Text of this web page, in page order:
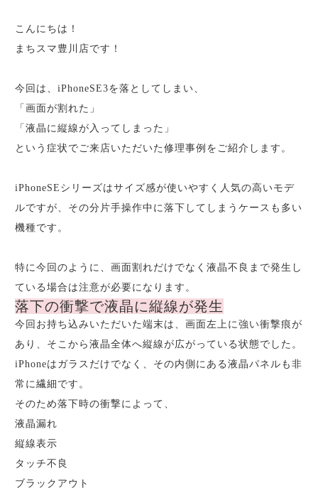
こんにちは！
まちスマ豊川店です！
今回は、iPhoneSE3を落としてしまい、
「画面が割れた」
「液晶に縦線が入ってしまった」
という症状でご来店いただいた修理事例をご紹介します。
iPhoneSEシリーズはサイズ感が使いやすく人気の高いモデ
ルですが、その分片手操作中に落下してしまうケースも多い
機種です。
特に今回のように、画面割れだけでなく液晶不良まで発生し
ている場合は注意が必要になります。
落下の衝撃で液晶に縦線が発生
今回お持ち込みいただいた端末は、画面左上に強い衝撃痕が
あり、そこから液晶全体へ縦線が広がっている状態でした。
iPhoneはガラスだけでなく、その内側にある液晶パネルも非
常に繊細です。
そのため落下時の衝撃によって、
液晶漏れ
縦線表示
タッチ不良
ブラックアウト